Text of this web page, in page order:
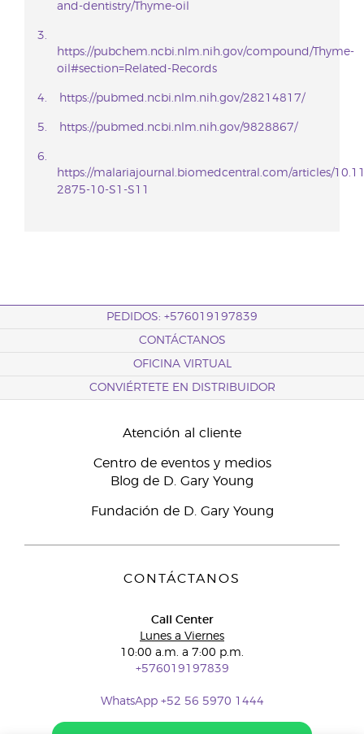
and-dentistry/Thyme-oil
https://pubchem.ncbi.nlm.nih.gov/compound/Thyme-
oil#section=Related-Records
https://pubmed.ncbi.nlm.nih.gov/28214817/
https://pubmed.ncbi.nlm.nih.gov/9828867/
https://malariajournal.biomedcentral.com/articles/
2875-10-S1-S11
PEDIDOS: +576019197839
CONTÁCTANOS
OFICINA VIRTUAL
CONVIÉRTETE EN DISTRIBUIDOR
Atención al cliente
Centro de eventos y medios
Blog de D. Gary Young
Fundación de D. Gary Young
CONTÁCTANOS
Call Center
Lunes a Viernes
10:00 a.m. a 7:00 p.m.
+576019197839
WhatsApp +52 56 5970 1444